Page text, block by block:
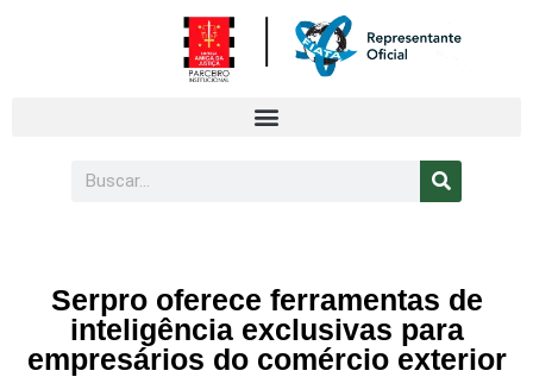
Serpro oferece ferramentas de
inteligência exclusivas para
empresários do comércio exterior